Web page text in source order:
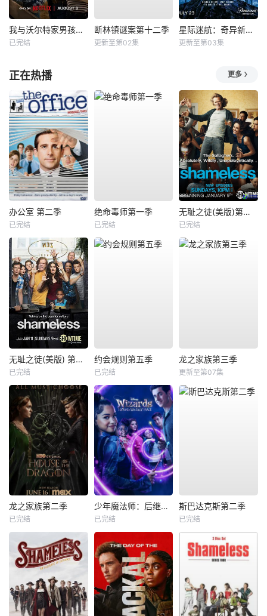
我与沃尔特家男孩的生活第三季
已完结
断林镇谜案第十二季
更新至第02集
星际迷航：奇异新世界第四季
更新至第03集
正在热播 更多
办公室 第二季
已完结
绝命毒师第一季
已完结
无耻之徒(美版)第一季
已完结
无耻之徒(美版) 第五季
已完结
约会规则第五季
已完结
龙之家族第三季
更新至第07集
龙之家族第二季
已完结
少年魔法师：后继者第三季
已完结
斯巴达克斯第二季
已完结